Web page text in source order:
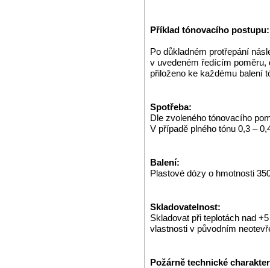
Příklad tónovacího postupu:
Po důkladném protřepání
v uvedeném ředícím poměru,
přiloženo ke každému balení
Spotřeba:
Dle zvoleného tónovacího
V případě plného tónu 0,3 –
Balení:
Plastové dózy o hmotnosti
Skladovatelnost:
Skladovat při teplotách nad
vlastnosti v původním
Požárně technické